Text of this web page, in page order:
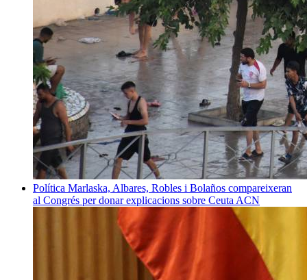
Política Marlaska, Albares, Robles i Bolaños compareixeran
al Congrés per donar explicacions sobre Ceuta ACN